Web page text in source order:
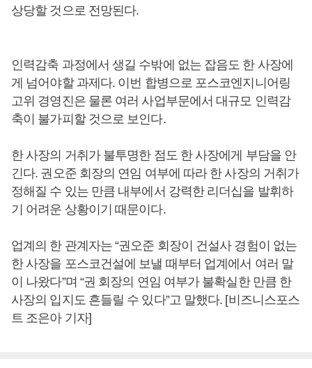
상당할 것으로 전망된다.
인력감축 과정에서 생길 수밖에 없는 잡음도 한 사장에
게 넘어야할 과제다. 이번 합병으로 포스코엔지니어링
고위 경영진은 물론 여러 사업부문에서 대규모 인력감
축이 불가피할 것으로 보인다.
한 사장의 거취가 불투명한 점도 한 사장에게 부담을 안
긴다. 권오준 회장의 연임 여부에 따라 한 사장의 거취가
정해질 수 있는 만큼 내부에서 강력한 리더십을 발휘하
기 어려운 상황이기 때문이다.
업계의 한 관계자는 “권오준 회장이 건설사 경험이 없는
한 사장을 포스코건설에 보낼 때부터 업계에서 여러 말
이 나왔다”며 “권 회장의 연임 여부가 불확실한 만큼 한
사장의 입지도 흔들릴 수 있다”고 말했다. [비즈니스포스
트 조은아 기자]